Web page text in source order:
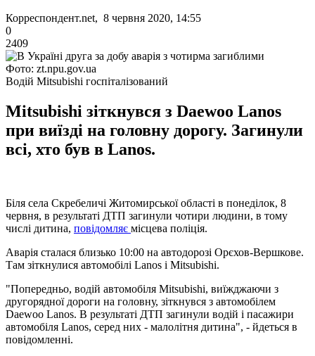
Корреспондент.net, 8 червня 2020, 14:55
0
2409
Фото: zt.npu.gov.ua
Водій Mitsubishi госпіталізований
Mitsubishi зіткнувся з Daewoo Lanos
при виїзді на головну дорогу. Загинули
всі, хто був в Lanos.
Біля села Скребеличі Житомирської області в понеділок, 8
червня, в результаті ДТП загинули чотири людини, в тому
числі дитина, повідомляє місцева поліція.
Аварія сталася близько 10:00 на автодорозі Орєхов-Вершкове.
Там зіткнулися автомобілі Lanos і Mitsubishi.
"Попередньо, водій автомобіля Mitsubishi, виїжджаючи з
другорядної дороги на головну, зіткнувся з автомобілем
Daewoo Lanos. В результаті ДТП загинули водій і пасажири
автомобіля Lanos, серед них - малолітня дитина", - йдеться в
повідомленні.